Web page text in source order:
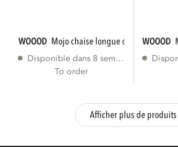
WOOOD mojo chaise longue canape droite...
Disponible dans 8 semaines
To order
WOOOD
Afficher plus de produits